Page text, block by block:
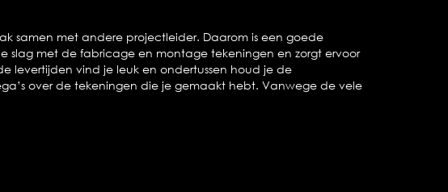
samen met andere projectleider. Daarom is een goede
slag met de fabricage en montage tekeningen en zorgt ervoor
levertijden vind je leuk en ondertussen houd je de
over de tekeningen die je gemaakt hebt. Vanwege de vele